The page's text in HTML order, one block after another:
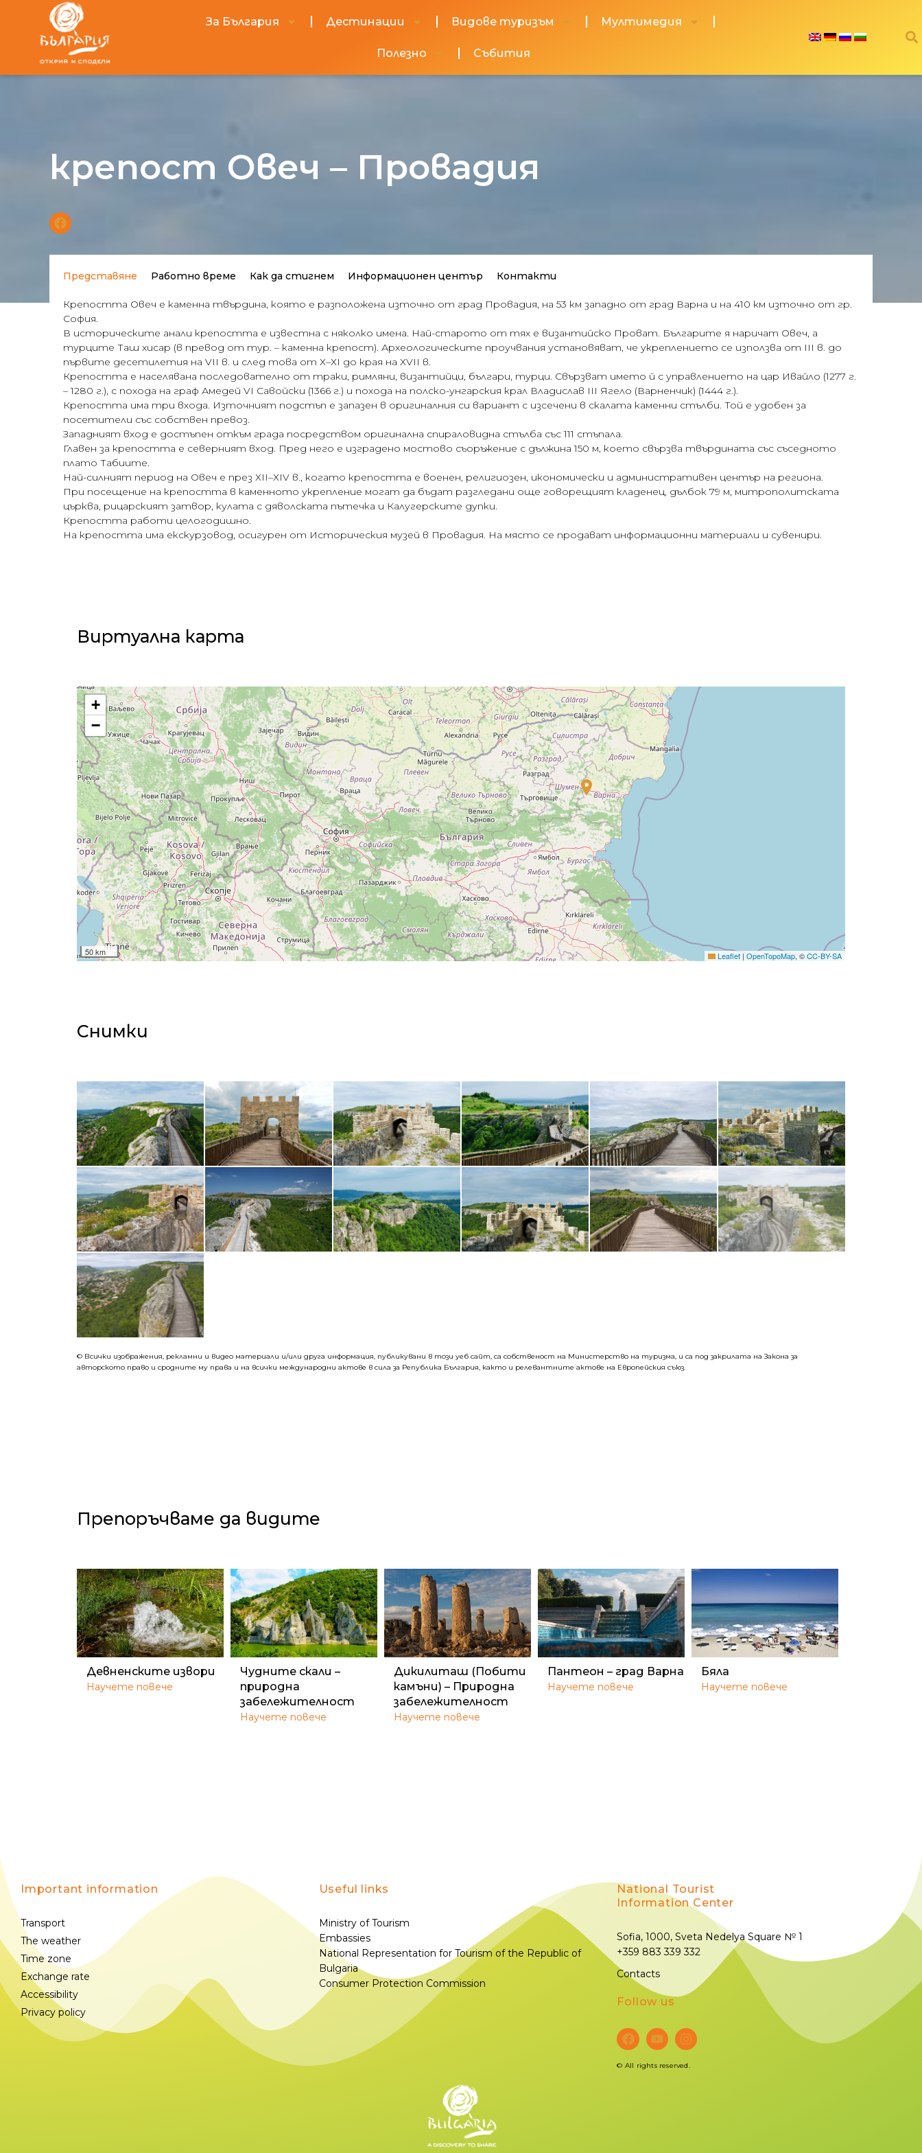
За България Дестинации Видове туризъм Мултимедия
Полезно Събития
крепост Овеч – Провадия
Представяне Работно време Как да стигнем Информационен център Контакти
Крепостта Овеч е каменна твърдина, която е разположена източно от град Провадия, на 53 км западно от град Варна и на 410 км източно от гр.
София.
В историческите анали крепостта е известна с няколко имена. Най-старото от тях е византийско Проват. Българите я наричат Овеч, а
турците Таш хисар (в превод от тур. – каменна крепост). Археологическите проучвания установяват, че укреплението се използва от ІІІ в. до
първите десетилетия на VІІ в. и след това от Х–ХІ до края на ХVІІ в.
Крепостта е населявана последователно от траки, римляни, византийци, българи, турци. Свързват името й с управлението на цар Ивайло (1277 г.
– 1280 г.), с похода на граф Амедей VІ Савойски (1366 г.) и похода на полско-унгарския крал Владислав ІІІ Ягело (Варненчик) (1444 г.).
Крепостта има три входа. Източният подстъп е запазен в оригиналния си вариант с изсечени в скалата каменни стълби. Той е удобен за
посетители със собствен превоз.
Западният вход е достъпен откъм града посредством оригинална спираловидна стълба със 111 стъпала.
Главен за крепостта е северният вход. Пред него е изградено мостово съоръжение с дължина 150 м, което свързва твърдината със съседното
плато Табиите.
Най-силният период на Овеч е през ХІІ–ХІV в., когато крепостта е военен, религиозен, икономически и административен център на региона.
При посещение на крепостта в каменното укрепление могат да бъдат разгледани още говорещият кладенец, дълбок 79 м, митрополитската
църква, рицарският затвор, кулата с дяволската пътечка и Калугерските дупки.
Крепостта работи целогодишно.
На крепостта има екскурзовод, осигурен от Историческия музей в Провадия. На място се продават информационни материали и сувенири.
Виртуална карта
+
−
50 km Leaflet | OpenTopoMap, ©CC-BY-SA
Снимки
© Всички изображения, рекламни и видео материали и/или друга информация, публикувани в този уеб сайт, са собственост на Министерство на туризма, и са под закрилата на Закона за
авторското право и сродните му права и на всички международни актове в сила за Република България, както и релевантните актове на Европейския съюз.
Препоръчваме да видите
Девненските извори
Научете повече
Чудните скали –
природна
забележителност
Научете повече
Дикилиташ (Побити
камъни) – Природна
забележителност
Научете повече
Пантеон – град Варна
Научете повече
Бяла
Научете повече
Important information
Transport
The weather
Time zone
Exchange rate
Accessibility
Privacy policy
Useful links
Ministry of Tourism
Embassies
National Representation for Tourism of the Republic of
Bulgaria
Consumer Protection Commission
National Tourist
Information Center
Sofia, 1000, Sveta Nedelya Square № 1
+359 883 339 332
Contacts
Follow us
© All rights reserved.